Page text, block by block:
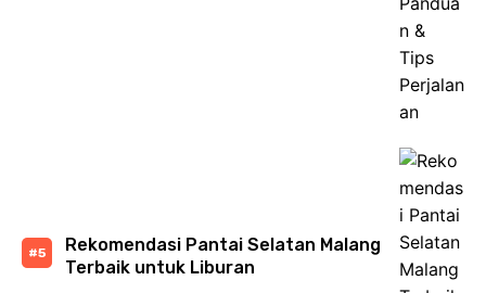
Rekomendasi Pantai Selatan Malang
Terbaik untuk Liburan